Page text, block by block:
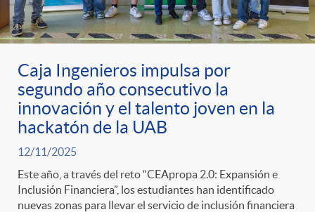
Caja Ingenieros impulsa por
segundo año consecutivo la
innovación y el talento joven en la
hackatón de la UAB
12/11/2025
Este año, a través del reto “CEApropa 2.0: Expansión e
Inclusión Financiera”, los estudiantes han identificado
nuevas zonas para llevar el servicio de inclusión financiera